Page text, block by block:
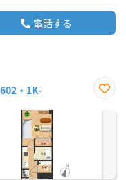
電話する
・1K-
に入